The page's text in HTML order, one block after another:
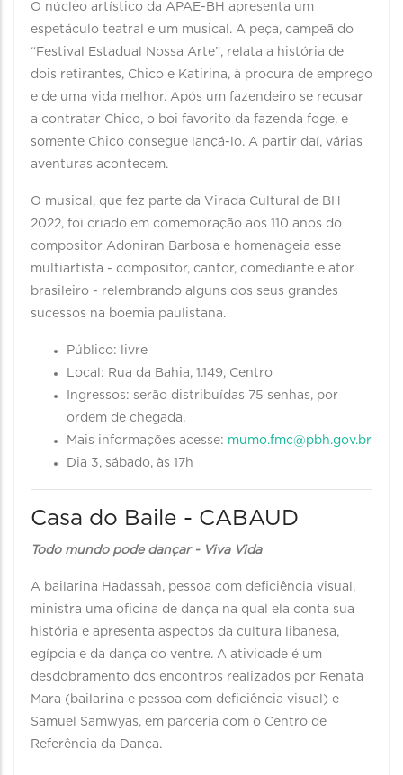
O núcleo artístico da APAE-BH apresenta um
espetáculo teatral e um musical. A peça, campeã do
“Festival Estadual Nossa Arte”, relata a história de
dois retirantes, Chico e Katirina, à procura de emprego
e de uma vida melhor. Após um fazendeiro se recusar
a contratar Chico, o boi favorito da fazenda foge, e
somente Chico consegue lançá-lo. A partir daí, várias
aventuras acontecem.
O musical, que fez parte da Virada Cultural de BH
2022, foi criado em comemoração aos 110 anos do
compositor Adoniran Barbosa e homenageia esse
multiartista - compositor, cantor, comediante e ator
brasileiro - relembrando alguns dos seus grandes
sucessos na boemia paulistana.
Público: livre
Local: Rua da Bahia, 1.149, Centro
Ingressos: serão distribuídas 75 senhas, por
ordem de chegada.
Mais informações acesse: mumo.fmc@pbh.gov.br
Dia 3, sábado, às 17h
Casa do Baile - CABAUD
Todo mundo pode dançar - Viva Vida
A bailarina Hadassah, pessoa com deficiência visual,
ministra uma oficina de dança na qual ela conta sua
história e apresenta aspectos da cultura libanesa,
egípcia e da dança do ventre. A atividade é um
desdobramento dos encontros realizados por Renata
Mara (bailarina e pessoa com deficiência visual) e
Samuel Samwyas, em parceria com o Centro de
Referência da Dança.